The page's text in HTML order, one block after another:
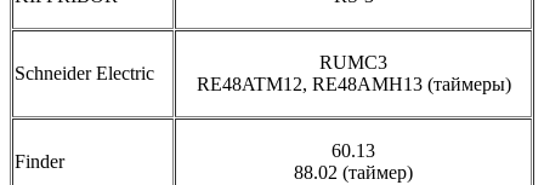
Schneider Electric
RUMC3
RE48ATM12, RE48AMH13 (таймеры)
Finder
60.13
88.02 (таймер)